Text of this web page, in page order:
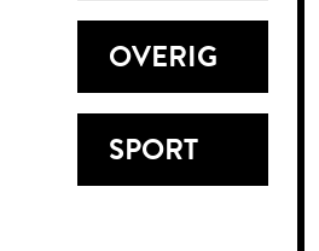
OVERIG
SPORT